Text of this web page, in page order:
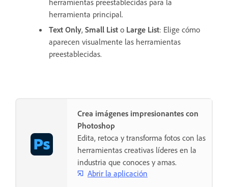
herramientas preestablecidas para la
herramienta principal.
Text Only, Small List o Large List: Elige cómo
aparecen visualmente las herramientas
preestablecidas.
Crea imágenes impresionantes con
Photoshop
Edita, retoca y transforma fotos con las
herramientas creativas líderes en la
industria que conoces y amas.
Abrir la aplicación